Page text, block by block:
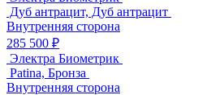
Дуб антрацит, Дуб антрацит
Внутренняя сторона
285 500 ₽
Электра Биометрик
Patina, Бронза
Внутренняя сторона